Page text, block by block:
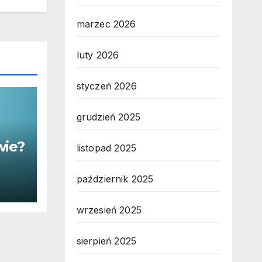
marzec 2026
luty 2026
styczeń 2026
grudzień 2025
listopad 2025
październik 2025
wrzesień 2025
sierpień 2025